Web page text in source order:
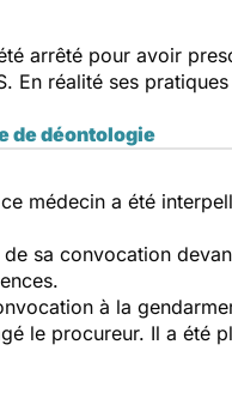
arrêté pour avoir
En réalité ses
de déontologie
médecin a été
sa convocation
à la
le procureur. Il a été